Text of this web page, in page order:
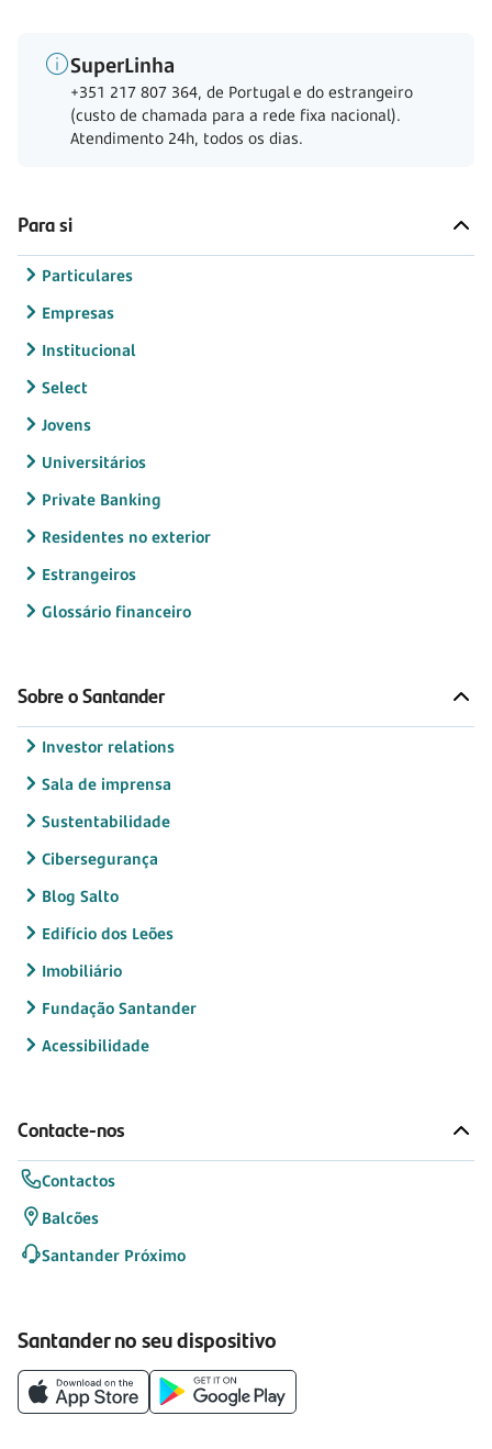
SuperLinha
+351 217 807 364, de Portugal e do estrangeiro
(custo de chamada para a rede fixa nacional).
Atendimento 24h, todos os dias.
Para si
Particulares
Empresas
Institucional
Select
Jovens
Universitários
Private Banking
Residentes no exterior
Estrangeiros
Glossário financeiro
Sobre o Santander
Investor relations
Sala de imprensa
Sustentabilidade
Cibersegurança
Blog Salto
Edifício dos Leões
Imobiliário
Fundação Santander
Acessibilidade
Contacte-nos
Contactos
Balcões
Santander Próximo
Santander no seu dispositivo